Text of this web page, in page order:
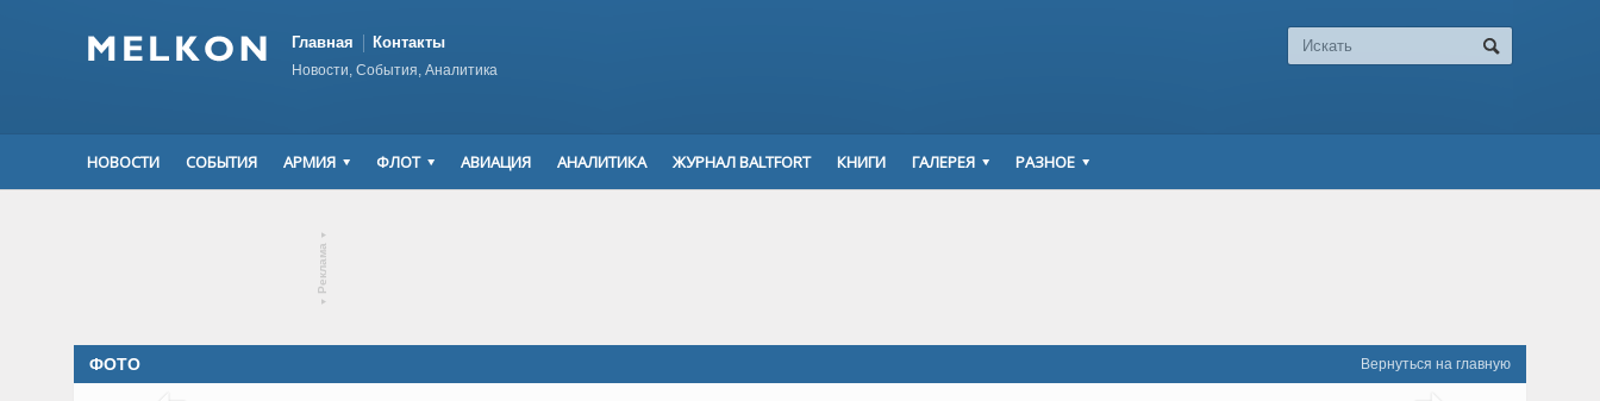
Главная Контакты
Новости, События, Аналитика
НОВОСТИ СОБЫТИЯ АРМИЯ ФЛОТ АВИАЦИЯ АНАЛИТИКА ЖУРНАЛ BALTFORT КНИГИ ГАЛЕРЕЯ РАЗНОЕ
▾
Реклама
▾
Вернуться на главную
ФОТО